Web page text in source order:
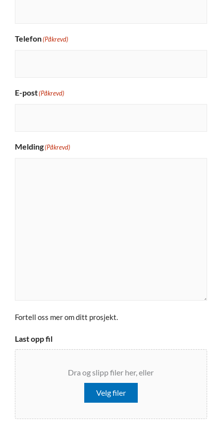
Telefon(Påkrevd)
E-post(Påkrevd)
Melding(Påkrevd)
Fortell oss mer om ditt prosjekt.
Last opp fil
Dra og slipp filer her, eller
Velg filer